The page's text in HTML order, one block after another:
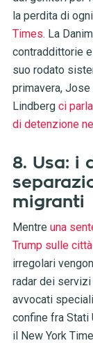
la perdita di
Times. La
contraddittorie
suo rodato
primavera, Jose
Lindberg ci
di detenzione
8. Usa: i
migranti
Mentre una
Trump sulle
irregolari
radar dei
avvocati
confine fra Stati
il New York